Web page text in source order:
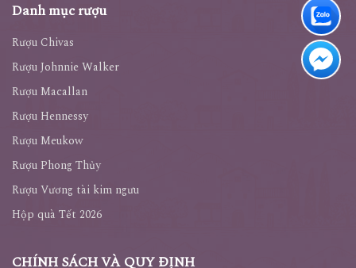
Danh mục rượu
Rượu Chivas
Rượu Johnnie Walker
Rượu Macallan
Rượu Hennessy
Rượu Meukow
Rượu Phong Thủy
Rượu Vương tài kim ngưu
Hộp quà Tết 2026
CHÍNH SÁCH VÀ QUY ĐỊNH